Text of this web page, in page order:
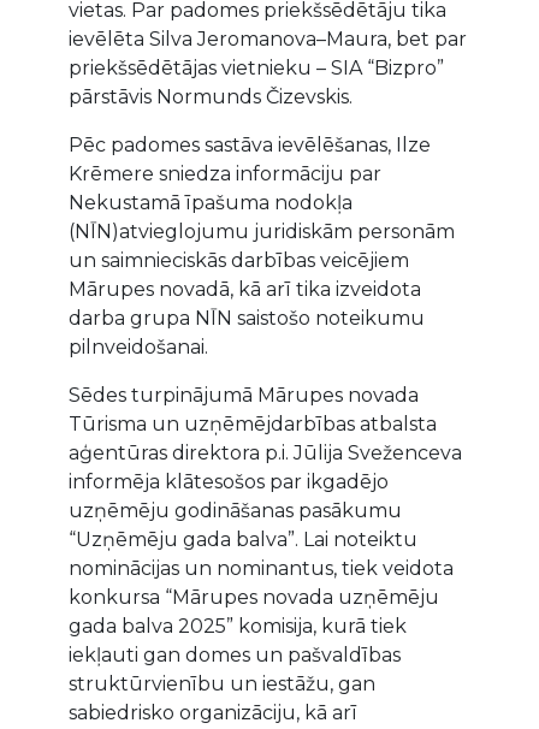
vietas. Par padomes priekšsēdētāju tika
ievēlēta Silva Jeromanova–Maura, bet par
priekšsēdētājas vietnieku – SIA “Bizpro”
pārstāvis Normunds Čizevskis.
Pēc padomes sastāva ievēlēšanas, Ilze
Krēmere sniedza informāciju par
Nekustamā īpašuma nodokļa
(NĪN)atvieglojumu juridiskām personām
un saimnieciskās darbības veicējiem
Mārupes novadā, kā arī tika izveidota
darba grupa NĪN saistošo noteikumu
pilnveidošanai.
Sēdes turpinājumā Mārupes novada
Tūrisma un uzņēmējdarbības atbalsta
aģentūras direktora p.i. Jūlija Sveženceva
informēja klātesošos par ikgadējo
uzņēmēju godināšanas pasākumu
“Uzņēmēju gada balva”. Lai noteiktu
nominācijas un nominantus, tiek veidota
konkursa “Mārupes novada uzņēmēju
gada balva 2025” komisija, kurā tiek
iekļauti gan domes un pašvaldības
struktūrvienību un iestāžu, gan
sabiedrisko organizāciju, kā arī